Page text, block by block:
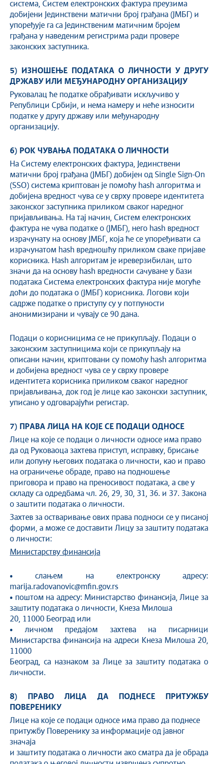
система, Систем електронских фактура преузима
добијени Јединствени матични број грађана (ЈМБГ) и
упоређује га са Јединственим матичним бројем
грађана у наведеним регистрима ради провере
законских заступника.
5) ИЗНОШЕЊЕ ПОДАТАКА О ЛИЧНОСТИ У ДРУГУ
ДРЖАВУ ИЛИ МЕЂУНАРОДНУ ОРГАНИЗАЦИЈУ
Руковалац ће податке обрађивати искључиво у
Републици Србији, и нема намеру и неће износити
податке у другу државу или међународну
организацију.
6) РОК ЧУВАЊА ПОДАТАКА О ЛИЧНОСТИ
На Систему електронских фактура, Јединствени
матични број грађана (ЈМБГ) добијен од Single Sign-On
(SSO) система криптован је помоћу hash алгоритма и
добијена вредност чува се у сврху провере идентитета
законског заступника приликом сваког наредног
пријављивања. На тај начин, Систем електронских
фактура не чува податке о (ЈМБГ), него hash вредност
израчунату на основу ЈМБГ, која ће се упоређивати са
израчунатом hash вредношћу приликом сваке пријаве
корисника. Hash алгоритам је иреверзибилан, што
значи да на основу hash вредности сачуване у бази
података Система електронских фактура није могуће
доћи до података о (ЈМБГ) корисника. Логови који
садрже податке о приступу су у потпуности
анонимизирани и чувају се 90 дана.
Подаци о корисницима се не прикупљају. Подаци о
законским заступницима који се прикупљају на
описани начин, криптовани су помоћу hash алгоритма
и добијена вредност чува се у сврху провере
идентитета корисника приликом сваког наредног
пријављивања, док год је лице као законски заступник,
уписано у одговарајући регистар.
7) ПРАВА ЛИЦА НА КОЈЕ СЕ ПОДАЦИ ОДНОСЕ
Лице на које се подаци о личности односе има право
да од Руковаоца захтева приступ, исправку, брисање
или допуну његових података о личности, као и право
на ограничење обраде, право на подношење
приговора и право на преносивост података, а све у
складу са одредбама чл. 26, 29, 30, 31, 36. и 37. Закона
о заштити података о личности.
Захтев за остваривање ових права подноси се у писаној
форми, а може се доставити Лицу за заштиту података
о личности:
Министарству финансија
• слањем на електронску адресу:
marija.radovanovic@mfin.gov.rs
• поштом на адресу: Министарство финансија, Лице за
заштиту података о личности, Кнеза Милоша
20, 11000 Београд или
• личном предајом захтева на писарници
Министарства финансија на адреси Кнеза Милоша 20,
11000
Београд, са назнаком за Лице за заштиту података о
личности.
8) ПРАВО ЛИЦА ДА ПОДНЕСЕ ПРИТУЖБУ
ПОВЕРЕНИКУ
Лице на које се подаци односе има право да поднесе
притужбу Поверенику за информације од јавног
значаја
и заштиту података о личности ако сматра да је обрада